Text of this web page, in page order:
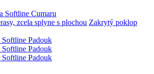
Softline Cumaru
Zakrytý poklop
Softline Padouk
Softline Padouk
Softline Padouk